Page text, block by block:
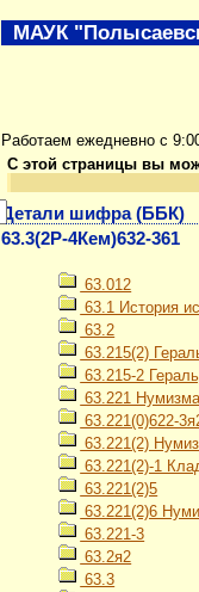
Работаем ежедневно с
С этой страницы вы
Детали шифра (ББК)
63.3(2Р-4Кем)632-361
63.012
63.1 История
63.2
63.215(2)
63.215-2
63.221
63.221(0)622-
63.221(2)
63.221(2)-1
63.221(2)5
63.221(2)6
63.221-3
63.2я2
63.3
МАУК